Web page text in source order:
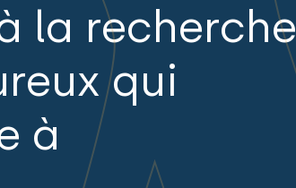
la recherche
qui
à